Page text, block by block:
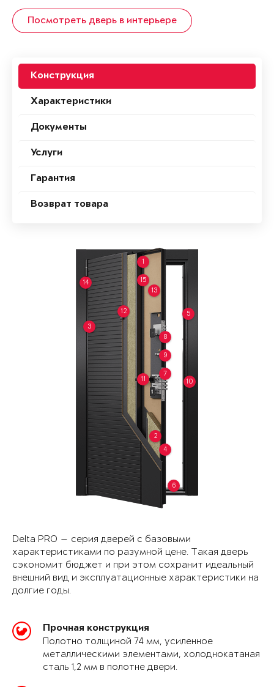
Посмотреть дверь в интерьере
Конструкция
Характеристики
Документы
Услуги
Гарантия
Возврат товара
1
2
3
4
5
6
7
8
9
10
11
12
13
14 15
Delta PRO — серия дверей с базовыми
характеристиками по разумной цене. Такая дверь
сэкономит бюджет и при этом сохранит идеальный
внешний вид и эксплуатационные характеристики на
долгие годы.
Прочная конструкция
Полотно толщиной 74 мм, усиленное
металлическими элементами, холоднокатаная
сталь 1,2 мм в полотне двери.